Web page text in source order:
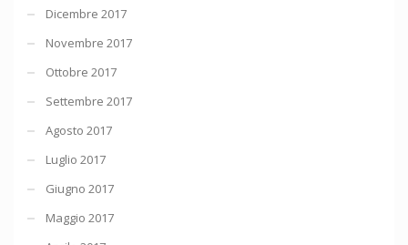
Dicembre 2017
Novembre 2017
Ottobre 2017
Settembre 2017
Agosto 2017
Luglio 2017
Giugno 2017
Maggio 2017